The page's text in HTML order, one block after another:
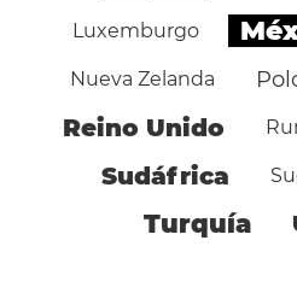
Luxemburgo
Nueva Zelanda
Reino Unido
Sudáfrica
Turquía